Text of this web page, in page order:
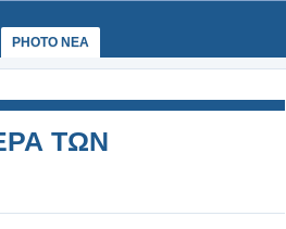
PHOTO NEA
ΤΩΝ